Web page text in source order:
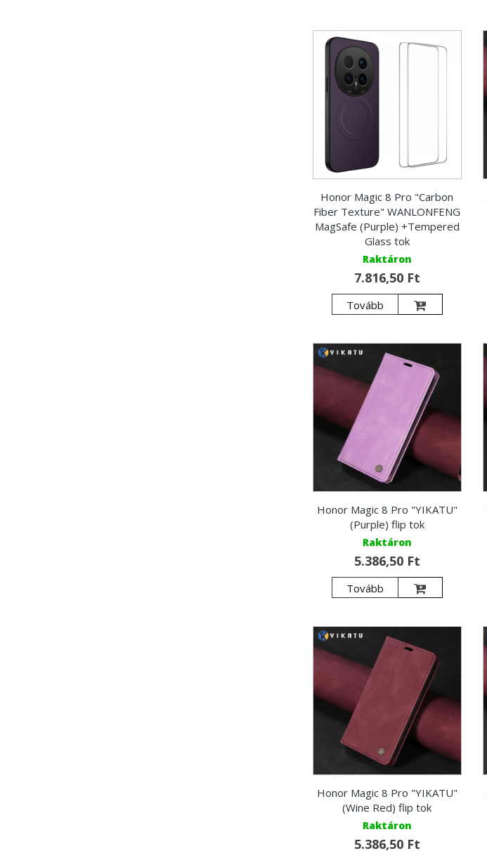
Honor Magic 8 Pro "Carbon
Fiber Texture" WANLONFENG
MagSafe (Purple) +Tempered
Glass tok
Raktáron
7.816,50 Ft
Tovább
Honor Magic 8 Pro "YIKATU"
(Purple) flip tok
Raktáron
5.386,50 Ft
Tovább
Honor Magic 8 Pro "YIKATU"
(Wine Red) flip tok
Raktáron
5.386,50 Ft